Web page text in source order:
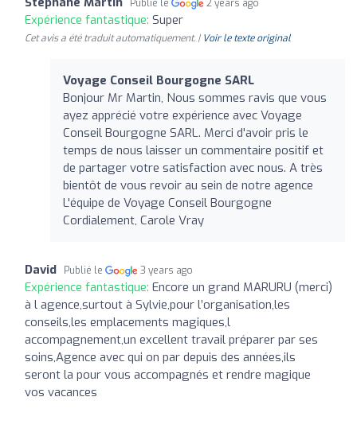
Publié le 2 years ago
Expérience fantastique: Super
Cet avis a été traduit automatiquement. | Voir le texte original
Voyage Conseil Bourgogne SARL
Bonjour Mr Martin, Nous sommes ravis que vous
ayez apprécié votre expérience avec Voyage
Conseil Bourgogne SARL. Merci d'avoir pris le
temps de nous laisser un commentaire positif et
de partager votre satisfaction avec nous. A très
bientôt de vous revoir au sein de notre agence
L'équipe de Voyage Conseil Bourgogne
Cordialement, Carole Vray
David Publié le 3 years ago
Expérience fantastique: Encore un grand MARURU (merci)
à l agence,surtout à Sylvie,pour l’organisation,les
conseils,les emplacements magiques,l
accompagnement,un excellent travail préparer par ses
soins,Agence avec qui on par depuis des années,ils
seront la pour vous accompagnés et rendre magique
vos vacances